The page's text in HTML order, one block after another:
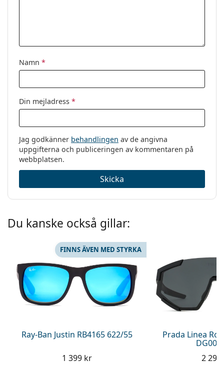
Namn *
Din mejladress *
Jag godkänner behandlingen av de angivna
uppgifterna och publiceringen av kommentaren på
webbplatsen.
Skicka
Du kanske också gillar:
Ray-Ban Justin RB4165 622/55
FINNS ÄVEN MED STYRKA
1 399 kr
Prada Linea
2